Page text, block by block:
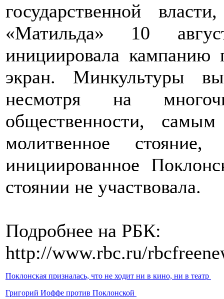
государственной
«Матильда» 10
инициировала
экран. Минкультуры
несмотря на
общественности,
молитвенное
инициированное
стоянии не участвовала.
Подробнее на РБК:
http://www.rbc.ru/
Поклонская призналась, что не ходит ни в кино, ни в театр
Григорий Иоффе против Поклонской